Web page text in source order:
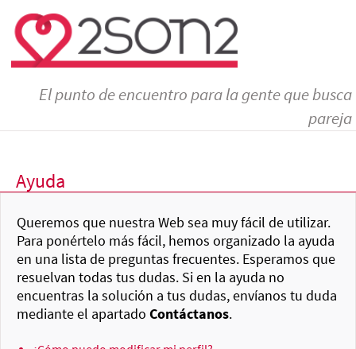
El punto de encuentro para la gente que busca
pareja
Ayuda
Queremos que nuestra Web sea muy fácil de utilizar.
Para ponértelo más fácil, hemos organizado la ayuda
en una lista de preguntas frecuentes. Esperamos que
resuelvan todas tus dudas. Si en la ayuda no
encuentras la solución a tus dudas, envíanos tu duda
mediante el apartado Contáctanos.